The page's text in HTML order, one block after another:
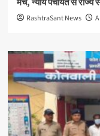
मंच, न्याय पंचायत से राज्य
RashtraSant News